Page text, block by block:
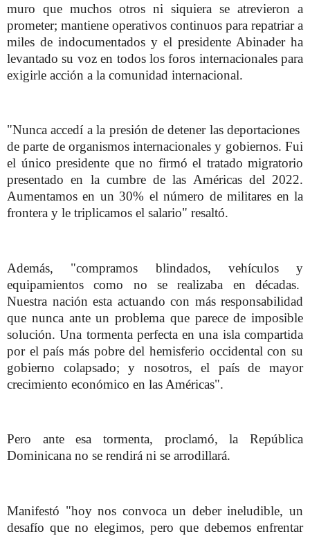
muro que muchos otros ni siquiera se atrevieron a
prometer; mantiene operativos continuos para repatriar a
miles de indocumentados y el presidente Abinader ha
levantado su voz en todos los foros internacionales para
exigirle acción a la comunidad internacional.
"Nunca accedí a la presión de detener las deportaciones
de parte de organismos internacionales y gobiernos. Fui
el único presidente que no firmó el tratado migratorio
presentado en la cumbre de las Américas del 2022.
Aumentamos en un 30% el número de militares en la
frontera y le triplicamos el salario" resaltó.
Además, "compramos blindados, vehículos y
equipamientos como no se realizaba en décadas.
Nuestra nación esta actuando con más responsabilidad
que nunca ante un problema que parece de imposible
solución. Una tormenta perfecta en una isla compartida
por el país más pobre del hemisferio occidental con su
gobierno colapsado; y nosotros, el país de mayor
crecimiento económico en las Américas".
Pero ante esa tormenta, proclamó, la República
Dominicana no se rendirá ni se arrodillará.
Manifestó "hoy nos convoca un deber ineludible, un
desafío que no elegimos, pero que debemos enfrentar